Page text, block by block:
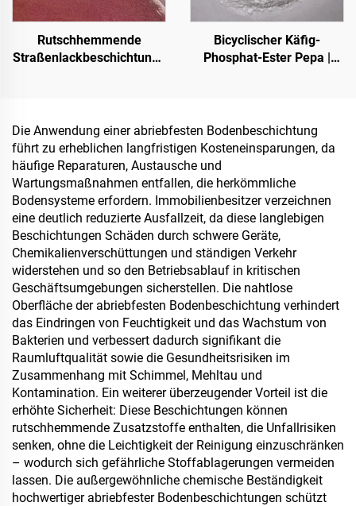
Rutschhemmende
Straßenlackbeschichtung |
Fahrbahnen
Bicyclischer Käfig-
Phosphat-Ester Pepa |
Die Anwendung einer abriebfesten Bodenbeschichtung
führt zu erheblichen langfristigen Kosteneinsparungen, da
häufige Reparaturen, Austausche und
Wartungsmaßnahmen entfallen, die herkömmliche
Bodensysteme erfordern. Immobilienbesitzer verzeichnen
eine deutlich reduzierte Ausfallzeit, da diese langlebigen
Beschichtungen Schäden durch schwere Geräte,
Chemikalienverschüttungen und ständigen Verkehr
widerstehen und so den Betriebsablauf in kritischen
Geschäftsumgebungen sicherstellen. Die nahtlose
Oberfläche der abriebfesten Bodenbeschichtung verhindert
das Eindringen von Feuchtigkeit und das Wachstum von
Bakterien und verbessert dadurch signifikant die
Raumluftqualität sowie die Gesundheitsrisiken im
Zusammenhang mit Schimmel, Mehltau und
Kontamination. Ein weiterer überzeugender Vorteil ist die
erhöhte Sicherheit: Diese Beschichtungen können
rutschhemmende Zusatzstoffe enthalten, die Unfallrisiken
senken, ohne die Leichtigkeit der Reinigung einzuschränken
– wodurch sich gefährliche Stoffablagerungen vermeiden
lassen. Die außergewöhnliche chemische Beständigkeit
hochwertiger abriebfester Bodenbeschichtungen schützt